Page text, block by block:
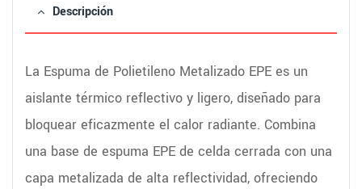
Descripción
La Espuma de Polietileno Metalizado EPE es un
aislante térmico reflectivo y ligero, diseñado para
bloquear eficazmente el calor radiante. Combina
una base de espuma EPE de celda cerrada con una
capa metalizada de alta reflectividad, ofreciendo